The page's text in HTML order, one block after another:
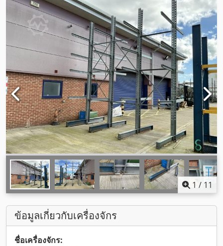
1 / 11
ข้อมูลเกี่ยวกับเครื่องจักร
ชื่อเครื่องจักร: